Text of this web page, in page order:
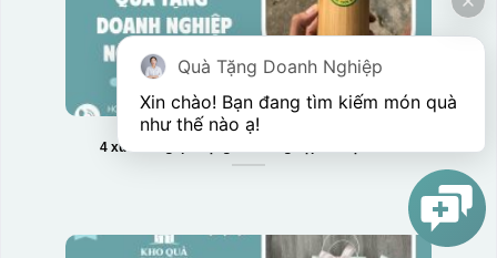
4 xu hướng quà tặng doanh nghiệp nổi bật 2025
Quà Tặng Doanh Nghiệp
Xin chào! Bạn đang tìm kiếm món quà
như thế nào ạ!